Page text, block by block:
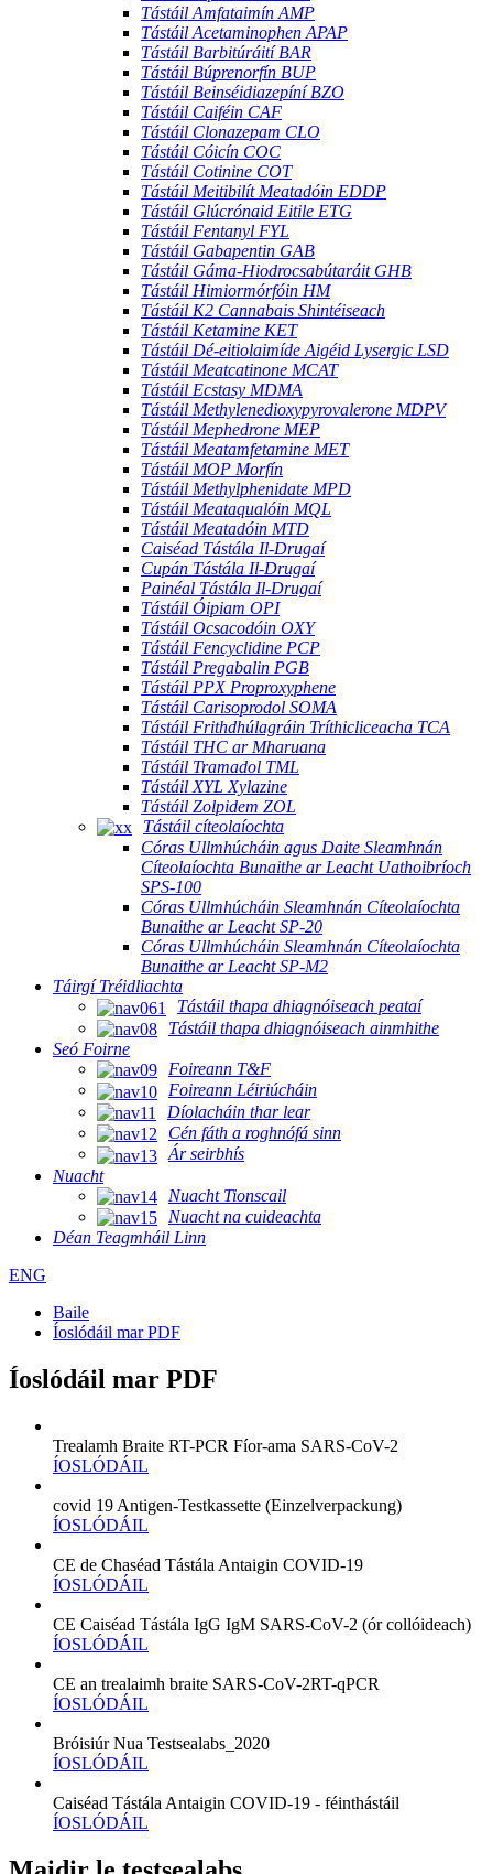
Tástáil Amfataimín AMP
Tástáil Acetaminophen APAP
Tástáil Barbitúráití BAR
Tástáil Búprenorfín BUP
Tástáil Beinséidiazepíní BZO
Tástáil Caiféin CAF
Tástáil Clonazepam CLO
Tástáil Cóicín COC
Tástáil Cotinine COT
Tástáil Meitibilít Meatadóin EDDP
Tástáil Glúcrónaid Eitile ETG
Tástáil Fentanyl FYL
Tástáil Gabapentin GAB
Tástáil Gáma-Hiodrocsabútaráit GHB
Tástáil Himiormórfóin HM
Tástáil K2 Cannabais Shintéiseach
Tástáil Ketamine KET
Tástáil Dé-eitiolaimíde Aigéid Lysergic LSD
Tástáil Meatcatinone MCAT
Tástáil Ecstasy MDMA
Tástáil Methylenedioxypyrovalerone MDPV
Tástáil Mephedrone MEP
Tástáil Meatamfetamine MET
Tástáil MOP Morfín
Tástáil Methylphenidate MPD
Tástáil Meataqualóin MQL
Tástáil Meatadóin MTD
Caiséad Tástála Il-Drugaí
Cupán Tástála Il-Drugaí
Painéal Tástála Il-Drugaí
Tástáil Óipiam OPI
Tástáil Ocsacodóin OXY
Tástáil Fencyclidine PCP
Tástáil Pregabalin PGB
Tástáil PPX Proproxyphene
Tástáil Carisoprodol SOMA
Tástáil Frithdhúlagráin Tríthicliceacha TCA
Tástáil THC ar Mharuana
Tástáil Tramadol TML
Tástáil XYL Xylazine
Tástáil Zolpidem ZOL
Tástáil cíteolaíochta
Córas Ullmhúcháin agus Daite Sleamhnán
Cíteolaíochta Bunaithe ar Leacht Uathoibríoch
SPS-100
Córas Ullmhúcháin Sleamhnán Cíteolaíochta
Bunaithe ar Leacht SP-20
Córas Ullmhúcháin Sleamhnán Cíteolaíochta
Bunaithe ar Leacht SP-M2
Táirgí Tréidliachta
Tástáil thapa dhiagnóiseach peataí
Tástáil thapa dhiagnóiseach ainmhithe
Seó Foirne
Foireann T&F
Foireann Léiriúcháin
Díolacháin thar lear
Cén fáth a roghnófá sinn
Ár seirbhís
Nuacht
Nuacht Tionscail
Nuacht na cuideachta
Déan Teagmháil Linn
ENG
Baile
Íoslódáil mar PDF
Íoslódáil mar PDF
Trealamh Braite RT-PCR Fíor-ama SARS-CoV-2
ÍOSLÓDÁIL
covid 19 Antigen-Testkassette (Einzelverpackung)
ÍOSLÓDÁIL
CE de Chaséad Tástála Antaigin COVID-19
ÍOSLÓDÁIL
CE Caiséad Tástála IgG IgM SARS-CoV-2 (ór collóideach)
ÍOSLÓDÁIL
CE an trealaimh braite SARS-CoV-2RT-qPCR
ÍOSLÓDÁIL
Bróisiúr Nua Testsealabs_2020
ÍOSLÓDÁIL
Caiséad Tástála Antaigin COVID-19 - féinthástáil
ÍOSLÓDÁIL